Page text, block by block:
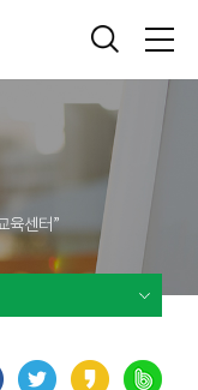
통합검색
육센터”